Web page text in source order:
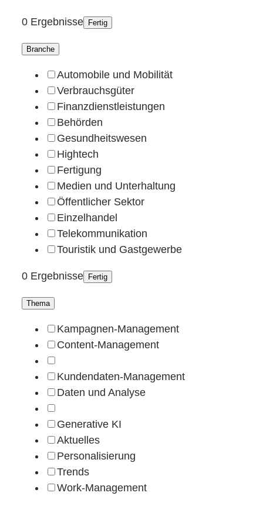
0 Ergebnisse Fertig
Branche
Automobile und Mobilität
Verbrauchsgüter
Finanzdienstleistungen
Behörden
Gesundheitswesen
Hightech
Fertigung
Medien und Unterhaltung
Öffentlicher Sektor
Einzelhandel
Telekommunikation
Touristik und Gastgewerbe
0 Ergebnisse Fertig
Thema
Kampagnen-Management
Content-Management
Kundendaten-Management
Daten und Analyse
Generative KI
Aktuelles
Personalisierung
Trends
Work-Management